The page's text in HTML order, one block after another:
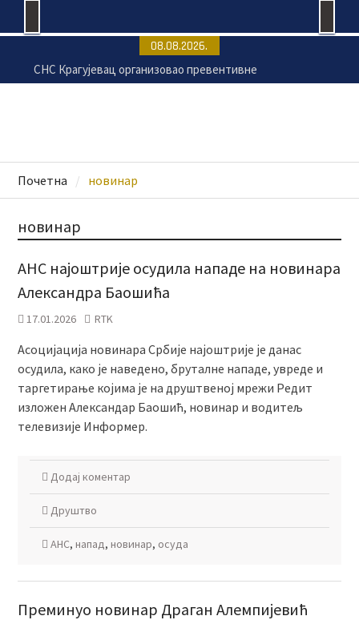
content
08.08.2026.
СНС Крагујевац организовао превентивне
прегледе на Ђачком тргу
Безбедност на купалиштима почиње од
одговорног понашања
Почетна новинар
новинар
АНС најоштрије осудила нападе на новинара
Александра Баошића
17.01.2026 RTK
Асоцијација новинара Србије најоштрије је данас
осудила, како је наведено, бруталне нападе, увреде и
таргетирање којима је на друштвеној мрежи Редит
изложен Александар Баошић, новинар и водитељ
телевизије Информер.
Додај коментар
Друштво
АНС, напад, новинар, осуда
Преминуо новинар Драган Алемпијевић